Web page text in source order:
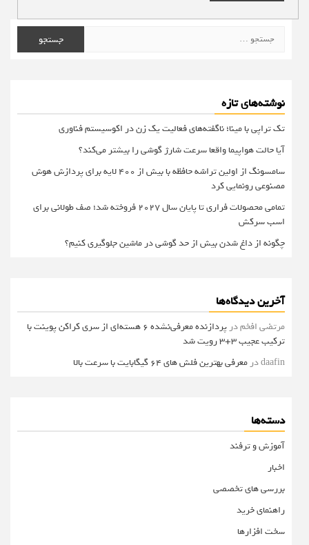
برای:
نوشته‌های تازه
تک تراپی با مینا؛ ناگفته‌های فعالیت یک زن در اکوسیستم فناوری
آیا حالت هواپیما واقعا سرعت شارژ گوشی را بیشتر می‌کند؟
سامسونگ از اولین تراشه حافظه با بیش از ۴۰۰ لایه برای پردازش هوش
مصنوعی رونمایی کرد
تمامی محصولات فراری تا پایان سال ۲۰۲۷ فروخته شد؛ صف طولانی برای
اسب سرکش
چگونه از داغ شدن بیش از حد گوشی در ماشین جلوگیری کنیم؟
آخرین دیدگاه‌ها
مرتضی افخمدر
پردازنده معرفی‌نشده 6 هسته‌ای از سری کراکن پوینت با
ترکیب عجیب 3+3 رویت شد
daafinدرمعرفی بهترین فلش های 64 گیگابایت با سرعت بالا
دسته‌ها
آموزش و ترفند
اخبار
بررسی های تخصصی
راهنمای خرید
سخت افزارها